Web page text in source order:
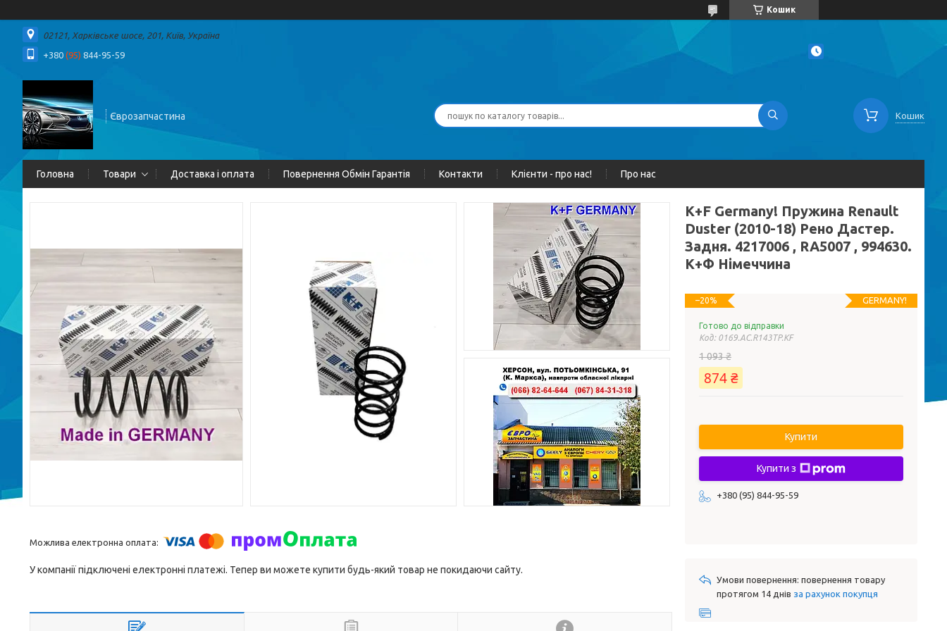
Кошик
02121, Харківське шосе, 201, Київ, Україна
+380 (95) 844-95-59
Єврозапчастина Кошик
Головна Товари Доставка і оплата Повернення Обмін Гарантія Контакти Клієнти - про нас! Про нас
У компанії підключені електронні платежі. Тепер ви можете купити будь-який товар не покидаючи сайту.
K+F Germany! Пружина Renault
Duster (2010-18) Рено Дастер.
Задня. 4217006 , RA5007 , 994630.
К+Ф Німеччина
GERMANY!
–20%
Готово до відправки
Код: 0169.AC.R143TP.KF
1 093 ₴
874 ₴
Купити
Купити з
+380 (95) 844-95-59
повернення товару
протягом 14 днів за рахунок покупця